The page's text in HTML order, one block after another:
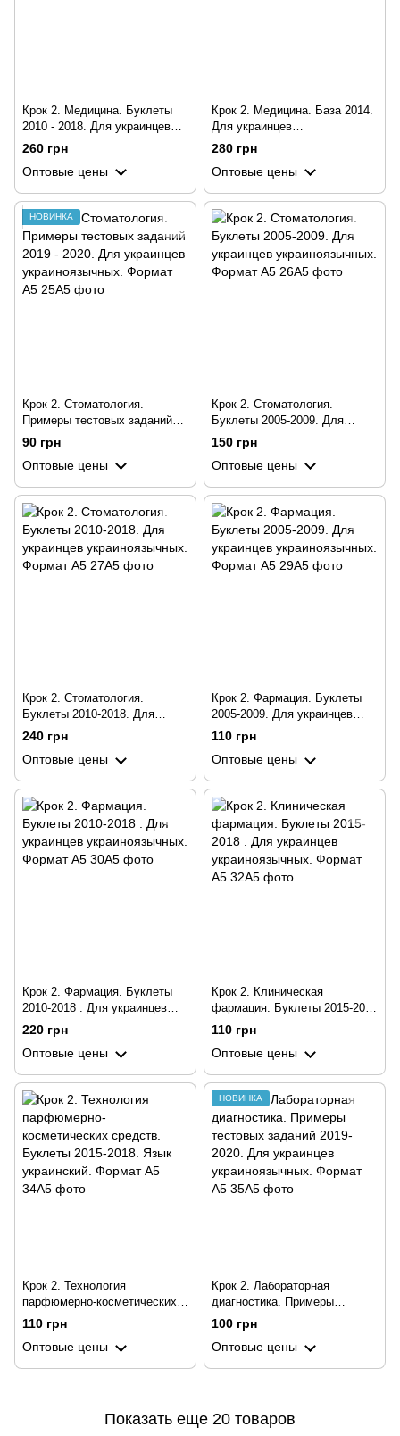
Крок 2. Медицина. Буклеты
2010 - 2018. Для украинцев
украиноязычных. Формат А5
260 грн
Оптовые цены
Крок 2. Медицина. База 2014.
Для украинцев
украиноязычных. Формат А5
280 грн
Оптовые цены
НОВИНКА
Крок 2. Стоматология.
Примеры тестовых заданий
2019 - 2020. Для украинцев
украиноязычных. Формат А5
90 грн
Оптовые цены
Крок 2. Стоматология.
Буклеты 2005-2009. Для
украинцев украиноязычных.
Формат А5
150 грн
Оптовые цены
Крок 2. Стоматология.
Буклеты 2010-2018. Для
украинцев украиноязычных.
Формат А5
240 грн
Оптовые цены
Крок 2. Фармация. Буклеты
2005-2009. Для украинцев
украиноязычных. Формат А5
110 грн
Оптовые цены
Крок 2. Фармация. Буклеты
2010-2018 . Для украинцев
украиноязычных. Формат А5
220 грн
Оптовые цены
Крок 2. Клиническая
фармация. Буклеты 2015-2018
. Для украинцев
украиноязычных. Формат А5
110 грн
Оптовые цены
Крок 2. Технология
парфюмерно-косметических
средств. Буклеты 2015-2018.
Язык украинский. Формат А5
110 грн
Оптовые цены
НОВИНКА
Крок 2. Лабораторная
диагностика. Примеры
тестовых заданий 2019-2020.
Для украинцев
украиноязычных. Формат А5
100 грн
Оптовые цены
Показать еще 20 товаров